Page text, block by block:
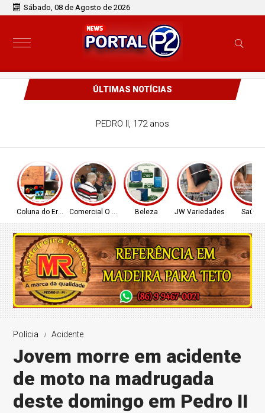
Sábado, 08 de Agosto de 2026
ÚLTIMAS NOTÍCIAS
PEDRO II, 172 anos
Coluna do ErnâniComercial O FerreiraBeleza JW Variedades Saúde!
Polícia Acidente
Jovem morre em acidente
de moto na madrugada
deste domingo em Pedro II